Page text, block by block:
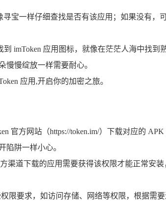
宝一样仔细查找是否有该应用；如果没有
imToken 应用图标，就像在茫茫人海中找
慢绽放一样需要耐心。
应用,开启你的加密之旅。
官方网站（https://token.im/）下载对应的
陷阱一样小心。
渠道下载的应用需要获得该权限才能正常安
限要求，如访问存储、网络等权限，根据需